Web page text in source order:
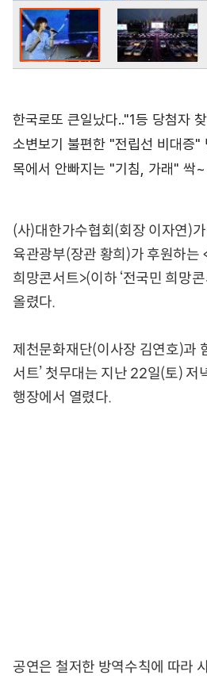
(사)대한가수협회(회장 이자연)가
육관광부(장관 황희)가 후원하
희망콘서트>(이하 ‘전국민 희망
올렸다.
제천문화재단(이사장 김연호)과
서트’ 첫무대는 지난 22일(토) 저
행장에서 열렸다.
공연은 철저한 방역수칙에 따라